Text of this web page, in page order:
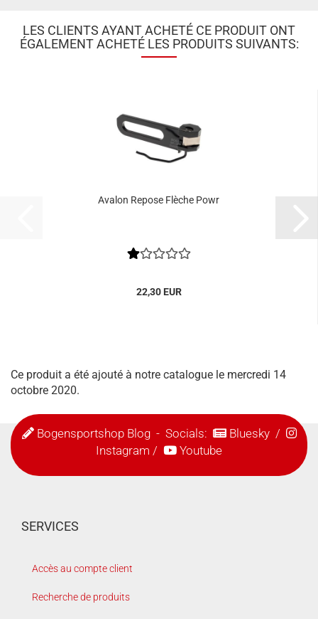
LES CLIENTS AYANT ACHETÉ CE PRODUIT ONT
ÉGALEMENT ACHETÉ LES PRODUITS SUIVANTS:
Avalon Repose Flèche Powr
22,30 EUR
Ce produit a été ajouté à notre catalogue le mercredi 14
octobre 2020.
Bogensportshop Blog- Socials: Bluesky/
Instagram / Youtube
SERVICES
Accès au compte client
Recherche de produits